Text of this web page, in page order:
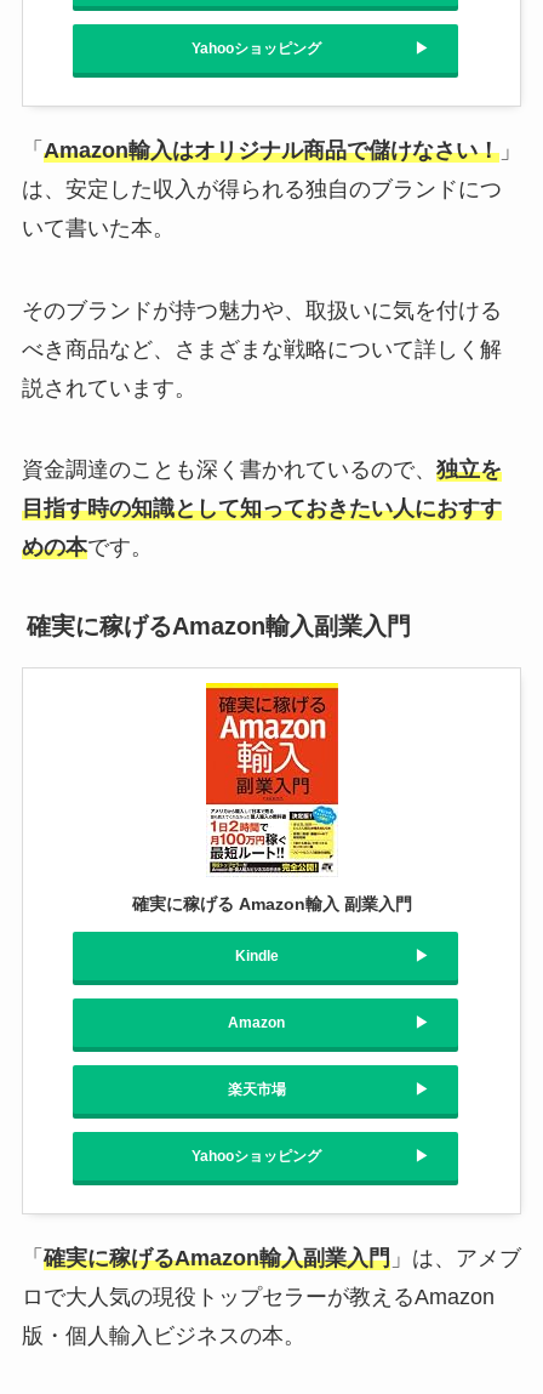
Yahooショッピング
「 Amazon輸入はオリジナル商品で儲けなさい！」
は、安定した収入が得られる独自のブランドにつ
いて書いた本。
そのブランドが持つ魅力や、取扱いに気を付ける
べき商品など、さまざまな戦略について詳しく解
説されています。
資金調達のことも深く書かれているので、 独立を
目指す時の知識として知っておきたい人におすす
めの本です。
確実に稼げるAmazon輸入副業入門
確実に稼げる Amazon輸入 副業入門
Kindle
Amazon
楽天市場
Yahooショッピング
「 確実に稼げるAmazon輸入副業入門」は、アメブ
ロで大人気の現役トップセラーが教えるAmazon
版・個人輸入ビジネスの本。